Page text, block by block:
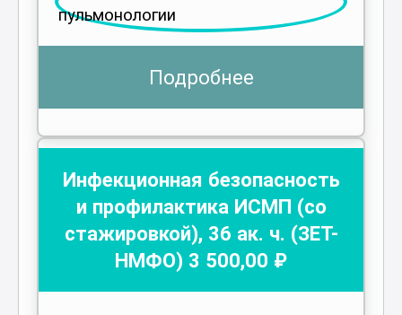
Подробнее
Инфекционная безопасность
и профилактика ИСМП (со
стажировкой), 36 ак. ч. (ЗЕТ-
НМФО) 3 500,00 ₽